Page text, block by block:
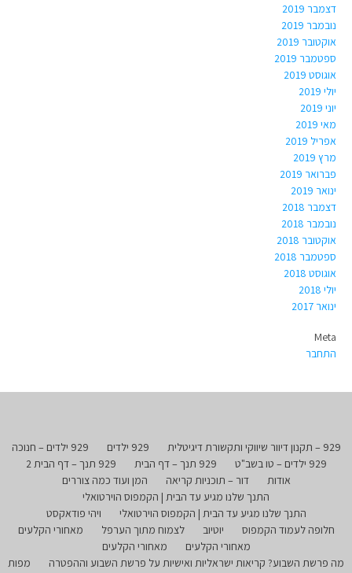
דצמבר 2019
נובמבר 2019
אוקטובר 2019
ספטמבר 2019
אוגוסט 2019
יולי 2019
יוני 2019
מאי 2019
אפריל 2019
מרץ 2019
פברואר 2019
ינואר 2019
דצמבר 2018
נובמבר 2018
אוקטובר 2018
ספטמבר 2018
אוגוסט 2018
יולי 2018
ינואר 2017
Meta
התחבר
929 – תקנון דיוור שיווקי ותקשורת דיגיטלית 929 ילדים
929 ילדים – חנוכה
929 ילדים – טו בשב"ט
929 תנך – דף הבית
929 תנך – דף הבית 2
אודות
דור – תוכניות קריאה
המן ועוד כמה צוררים
התנך שלנו מגיע עד הבית | הקמפוס הוירטואלי
התנך שלנו מגיע עד הבית | הקמפוס הוירטואלי
ויהי פודאקסט
חלופה לעמוד הקמפוס
יוטיוב לצמוח מתוך הערפל
מאחורי הקלעים
מאחורי הקלעים
מאחורי הקלעים
מה פרשת השבוע? קריאות ישראליות ואישיות על פרשת השבוע וההפטרה
מפות